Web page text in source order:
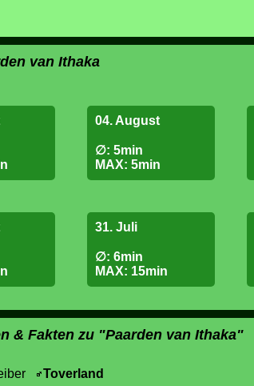
van Ithaka
04. August
∅: 5min
MAX: 5min
31. Juli
∅: 6min
MAX: 15min
& Fakten zu "Paarden van Ithaka"
Toverland